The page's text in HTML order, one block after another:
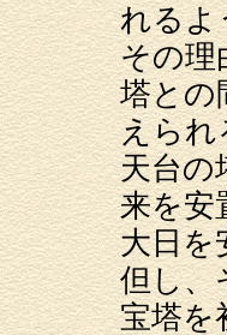
れるよ
その理
塔との
えられ
天台の
来を安
大日を
但し、
宝塔を